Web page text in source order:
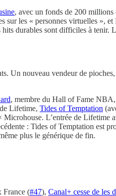
, avec un fonds de 200
les « personnes virtuelles »,
durables sont difficiles à tenir.
Un nouveau vendeur de pioches,
, membre du Hall of Fame
Lifetime, Tides of Temptation
L’entrée de Lifetime
: Tides of Temptation est
plus le générique de fin.
France (#47), Canal+ cesse de les